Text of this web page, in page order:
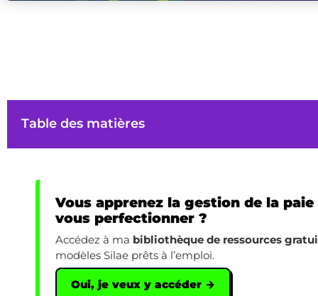
Table des matières
Vous apprenez la gestion de la
vous perfectionner ?
Accédez à ma bibliothèque de ressources
modèles Silae prêts à l’emploi.
Oui, je veux y accéder →